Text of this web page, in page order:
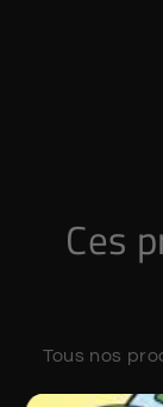
Ces
Tous nos